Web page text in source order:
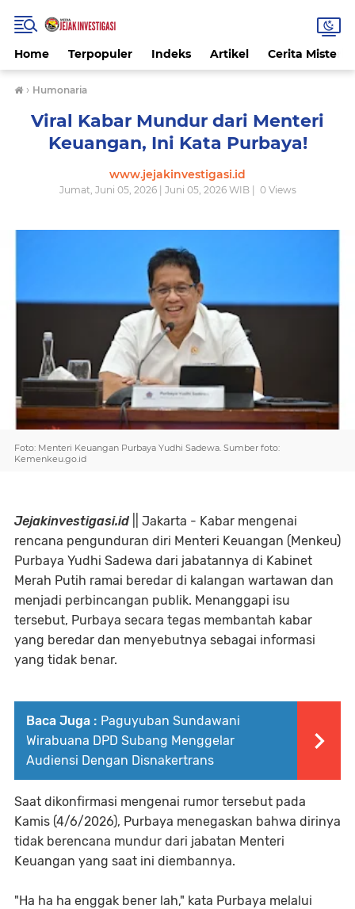
Home Terpopuler Indeks Artikel Cerita Misteri
› Humonaria
Viral Kabar Mundur dari Menteri
Keuangan, Ini Kata Purbaya!
www.jejakinvestigasi.id
Jumat, Juni 05, 2026 | Juni 05, 2026 WIB | 0Views
Foto: Menteri Keuangan Purbaya Yudhi Sadewa. Sumber foto:
Kemenkeu.go.id
Jejakinvestigasi.id || Jakarta - Kabar mengenai
rencana pengunduran diri Menteri Keuangan (Menkeu)
Purbaya Yudhi Sadewa dari jabatannya di Kabinet
Merah Putih ramai beredar di kalangan wartawan dan
menjadi perbincangan publik. Menanggapi isu
tersebut, Purbaya secara tegas membantah kabar
yang beredar dan menyebutnya sebagai informasi
yang tidak benar.
Baca Juga : Paguyuban Sundawani
Wirabuana DPD Subang Menggelar
Audiensi Dengan Disnakertrans
Saat dikonfirmasi mengenai rumor tersebut pada
Kamis (4/6/2026), Purbaya menegaskan bahwa dirinya
tidak berencana mundur dari jabatan Menteri
Keuangan yang saat ini diembannya.
"Ha ha ha enggak bener lah," kata Purbaya melalui